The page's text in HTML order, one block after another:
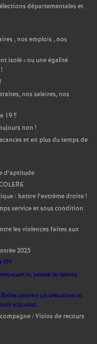
départementales et
, nos emplois , nos
isolé» ou une égalité
!
!
nos salaires, nos
19!!
non !
et en plus du temps de
d’aptitude
: battre l’extrême droite!
service et sous condition
les violences faites aux
2025
???
·es, indigne du service
dénonce les opérations de
scolaires.
: Visios de recours